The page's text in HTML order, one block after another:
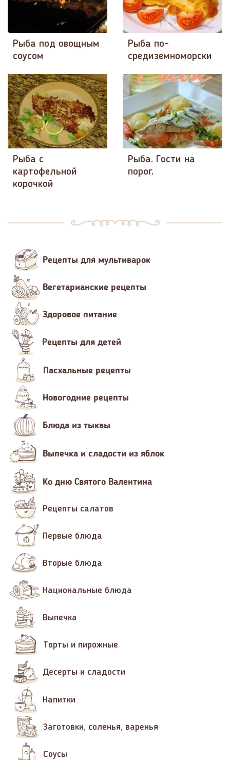
Рыба под овощным
соусом
Рыба по-
средиземноморски
Рыба с
картофельной
корочкой
Рыба. Гости на
порог.
Рецепты для мультиварок
Вегетарианские рецепты
Здоровое питание
Рецепты для детей
Пасхальные рецепты
Новогодние рецепты
Блюда из тыквы
Выпечка и сладости из яблок
Ко дню Святого Валентина
Рецепты салатов
Первые блюда
Вторые блюда
Национальные блюда
Выпечка
Торты и пирожные
Десерты и сладости
Напитки
Заготовки, соленья, варенья
Соусы